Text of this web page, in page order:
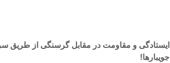
ایستادگی و مقاومت در مقابل گرسنگی از طریق
جویبارها!